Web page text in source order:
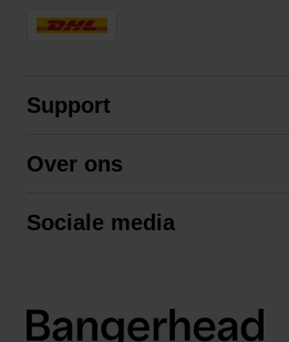
Support
Algemene voorwaarden
Over ons
Sociale media
LinkedIn